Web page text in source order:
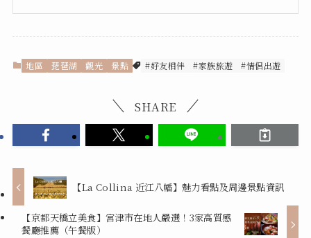
地區 琵琶湖 觀光 景點 #好友相伴 #家族旅遊 #情侶出遊
SHARE
【La Collina 近江八幡】魅力看點及周邊景點資訊
【京都天橋立美食】宮津市在地人嚴選！3家高質感
餐廳推薦（午餐版）